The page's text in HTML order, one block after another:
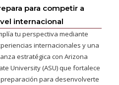
para competir a
internacional
tu perspectiva mediante
internacionales y una
estratégica con Arizona
University (ASU) que fortalece
para desenvolverte